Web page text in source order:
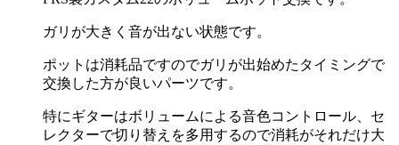
ガリが大きく音が出ない状態です。
ポットは消耗品ですのでガリが出始めたタイミングで
交換した方が良いパーツです。
特にギターはボリュームによる音色コントロール、セ
レクターで切り替えを多用するので消耗がそれだけ大